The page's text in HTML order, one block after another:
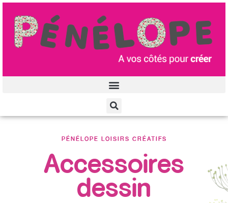
Aller
contenu
PÉNÉLOPE LOISIRS CRÉATIFS
Accessoires
dessin